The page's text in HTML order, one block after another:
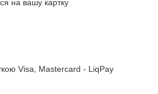
на вашу картку
Visa, Mastercard - LiqPay